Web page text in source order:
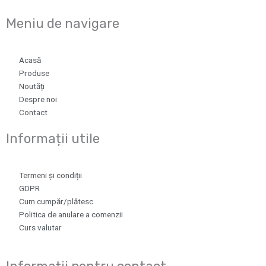
Meniu de navigare
Acasă
Produse
Noutăți
Despre noi
Contact
Informații utile
Termeni și condiții
GDPR
Cum cumpăr/plătesc
Politica de anulare a comenzii
Curs valutar